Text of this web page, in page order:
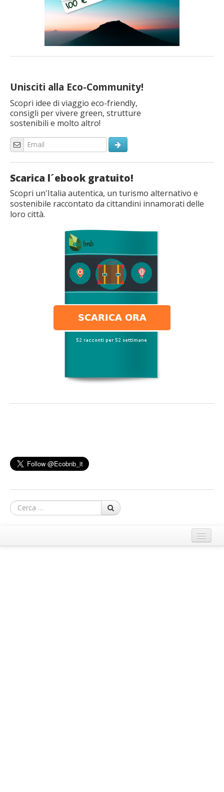
Unisciti alla Eco-Community!
Scopri idee di viaggio eco-friendly,
consigli per vivere green, strutture
sostenibili e molto altro!
Scarica l´ebook gratuito!
Scopri un'Italia autentica, un turismo alternativo e
sostenibile raccontato da cittandini innamorati delle
loro città.
Cerca